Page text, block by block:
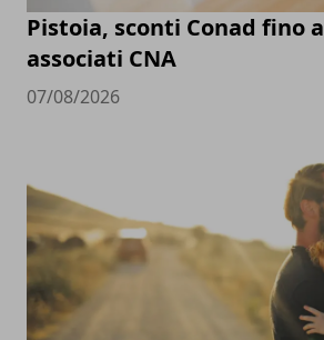
Pistoia, sconti Conad fino
associati CNA
07/08/2026